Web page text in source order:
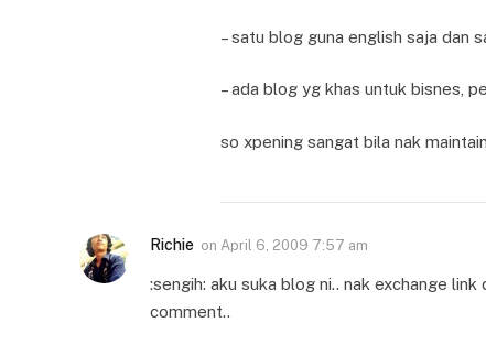
– satu blog guna english saja dan
– ada blog yg khas untuk bisnes,
so xpening sangat bila nak
Richie on April 6, 2009 7:57 am
:sengih: aku suka blog ni.. nak exchange
comment..